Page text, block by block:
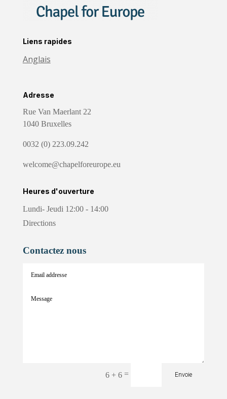
Liens rapides
Anglais
Adresse
Rue Van Maerlant 22
1040 Bruxelles
0032 (0) 223.09.242
welcome@chapelforeurope.eu
Heures d'ouverture
Lundi- Jeudi 12:00 - 14:00
Directions
Contactez nous
6 + 6= Envoie